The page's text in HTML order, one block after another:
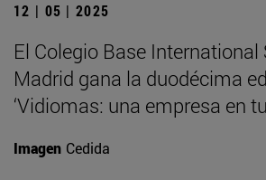
12 | 05 | 2025
El Colegio Base International
Madrid gana la duodécima
‘Vidiomas: una empresa en
Imagen Cedida